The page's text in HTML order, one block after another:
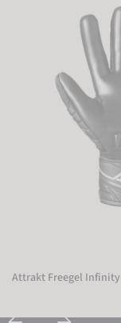
Attrakt Freegel Infinity